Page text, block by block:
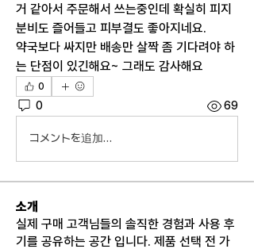
거 같아서 주문해서 쓰는중인데 확실히 피지
분비도 즐어들고 피부결도 좋아지네요.
약국보다 싸지만 배송만 살짝 좀 기다려야 하
는 단점이 있긴해요~ 그래도 감사해요
0
0 69
コメントを追加…
소개
실제 구매 고객님들의 솔직한 경험과 사용 후
기를 공유하는 공간 입니다. 제품 선택 전 가